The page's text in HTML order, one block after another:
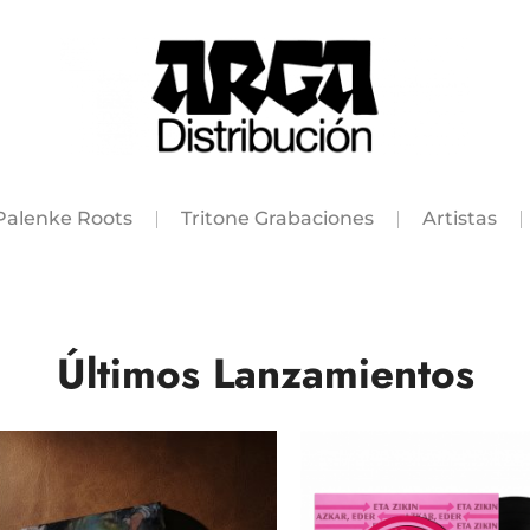
Roots Tritone Grabaciones Artistas
Últimos Lanzamientos